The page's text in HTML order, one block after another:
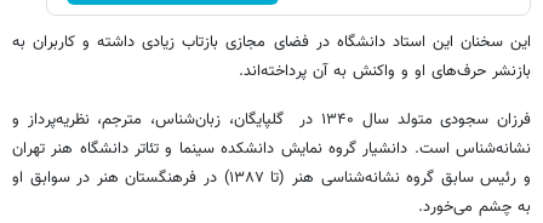
این سخنان این استاد دانشگاه در فضای مجازی بازتاب زیادی داشته و کاربران به
بازنشر حرف‌های او و واکنش به آن پرداخته‌اند.
فرزان سجودی متولد سال ۱۳۴۰ در گلپایگان، زبان‌شناس، مترجم، نظریه‌پرداز و
نشانه‌شناس است. دانشیار گروه نمایش دانشکده سینما و تئاتر دانشگاه هنر تهران
و رئیس سابق گروه نشانه‌شناسی هنر (تا ۱۳۸۷) در فرهنگستان هنر در سوابق او
به چشم می‌خورد.